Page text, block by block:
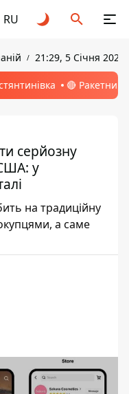
RU
21:29, 5 Січня 2024
🔴 Ракетний
серйозну
у
на традиційну
а саме